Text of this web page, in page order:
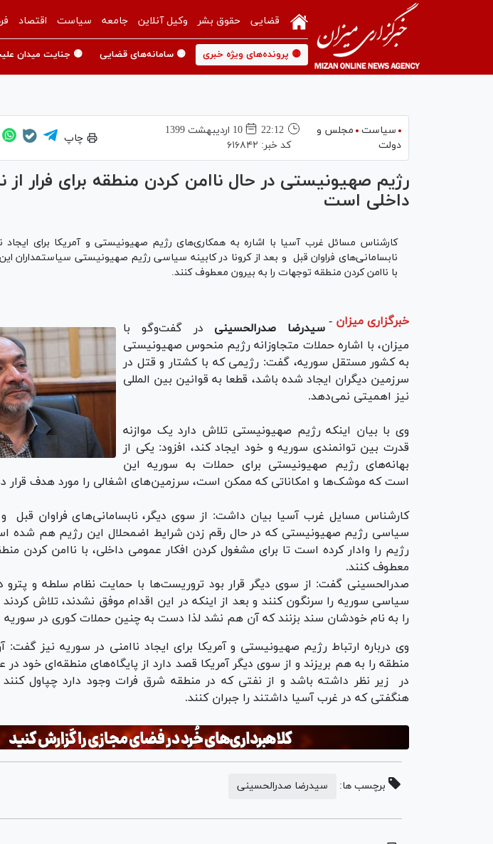
قضایی حقوق بشر وکیل آنلاین جامعه سیاست اقتصاد
🟡 پرونده‌های ویژه خبری 🟡 سامانه‌های قضایی 🟡 جنایت میدان
سیاست
مجلس و
دولت
22:12
10 ارديبهشت 1399
کد خبر: ۶۱۶۸۴۲
چاپ
رژیم صهیونیستی در حال ناامن کردن منطقه برای فرار از
داخلی است
کارشناس مسائل غرب آسیا با اشاره به همکاری‌های رژیم صهیونیستی و آمریکا برای
نابسامانی‌های فراوان قبل و بعد از کرونا در کابینه سیاسی رژیم صهیونیستی سیاستمداران این
با ناامن کردن منطقه توجهات را به بیرون معطوف کنند.
خبرگزاری میزان - سیدرضا صدرالحسینی در گفت‌وگو با
میزان، با اشاره حملات متجاوزانه رژیم منحوس صهیونیستی
به کشور مستقل سوریه، گفت: رژیمی که با کشتار و قتل در
سرزمین دیگران ایجاد شده باشد، قطعا به قوانین بین المللی
نیز اهمیتی نمی‌دهد.
وی با بیان اینکه رژیم صهیونیستی تلاش دارد یک موازنه
قدرت بین توانمندی سوریه و خود ایجاد کند، افزود: یکی از
بهانه‌های رژیم صهیونیستی برای حملات به سوریه این
است که موشک‌ها و امکاناتی که ممکن است، سرزمین‌های اشغالی را مورد هدف قرار
کارشناس مسایل غرب آسیا بیان داشت: از سوی دیگر، نابسامانی‌های فراوان قبل و
سیاسی رژیم صهیونیستی که در حال رقم زدن شرایط اضمحلال این رژیم هم شده
رژیم را وادار کرده است تا برای مشغول کردن افکار عمومی داخلی، با ناامن کردن
معطوف کنند.
صدرالحسینی گفت: از سوی دیگر قرار بود تروریست‌ها با حمایت نظام سلطه و پترو
سیاسی سوریه را سرنگون کنند و بعد از اینکه در این اقدام موفق نشدند، تلاش
را به نام خودشان سند بزنند که آن هم نشد لذا دست به چنین حملات کوری در سوریه
وی درباره ارتباط رژیم صهیونیستی و آمریکا برای ایجاد ناامنی در سوریه نیز
منطقه را به هم بریزند و از سوی دیگر آمریکا قصد دارد از پایگاه‌های منطقه‌ای خود در
در زیر نظر داشته باشد و از نفتی که در منطقه شرق فرات وجود دارد چپاول
هنگفتی که در غرب آسیا داشتند را جبران کنند.
برچسب ها: سیدرضا صدرالحسینی